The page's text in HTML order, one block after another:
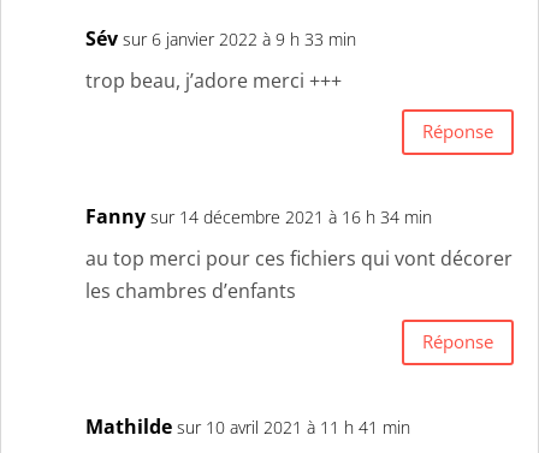
Sév sur 6 janvier 2022 à 9 h 33 min
trop beau, j’adore merci +++
Réponse
Fanny sur 14 décembre 2021 à 16 h 34 min
au top merci pour ces fichiers qui vont décorer
les chambres d’enfants
Réponse
Mathilde sur 10 avril 2021 à 11 h 41 min